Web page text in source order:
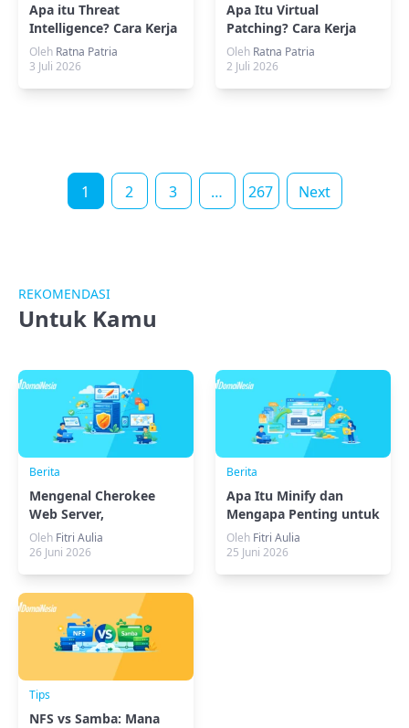
Apa itu Threat
Intelligence? Cara Kerja
dan Contohnya
Oleh Ratna Patria
3 Juli 2026
Apa Itu Virtual
Patching? Cara Kerja
dan Perannya
Melindungi Website
Oleh Ratna Patria
2 Juli 2026
1 2 3 … 267 Next
REKOMENDASI
Untuk Kamu
Berita
Mengenal Cherokee
Web Server,
Keunggulan dan Cara
Kerjanya
Oleh Fitri Aulia
26 Juni 2026
Berita
Apa Itu Minify dan
Mengapa Penting untuk
Optimasi Website?
Oleh Fitri Aulia
25 Juni 2026
Tips
NFS vs Samba: Mana